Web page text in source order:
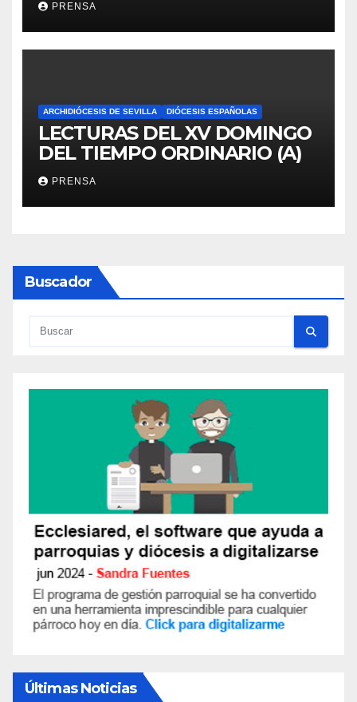
PRENSA
ARCHIDIÓCESIS DE SEVILLA DIÓCESIS ESPAÑOLAS
LECTURAS DEL XV DOMINGO
DEL TIEMPO ORDINARIO (A)
PRENSA
Buscador
Últimas Noticias